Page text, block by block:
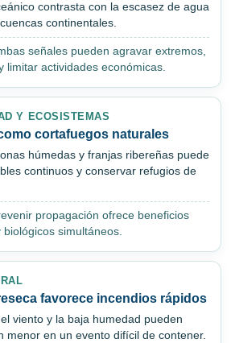
contrasta con la escasez de agua
continentales.
señales pueden agravar extremos,
limitar actividades económicas.
Y ECOSISTEMAS
cortafuegos naturales
húmedas y franjas ribereñas puede
continuos y conservar refugios de
propagación ofrece beneficios
simultáneos.
favorece incendios rápidos
viento y la baja humedad pueden
menor en un evento difícil de contener.